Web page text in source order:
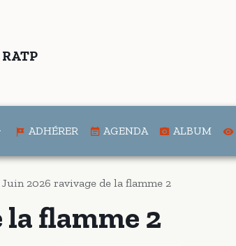
ADHÉRER AGENDA ALBUM
Juin 2026 ravivage de la flamme 2
flamme 2